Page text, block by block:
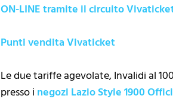
ON-LINE tramite il circuito
Punti vendita Vivaticket
Le due tariffe agevolate, Invalidi al
presso i negozi Lazio Style 1900